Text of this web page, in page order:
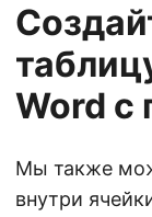
Word
Мы также
внутри